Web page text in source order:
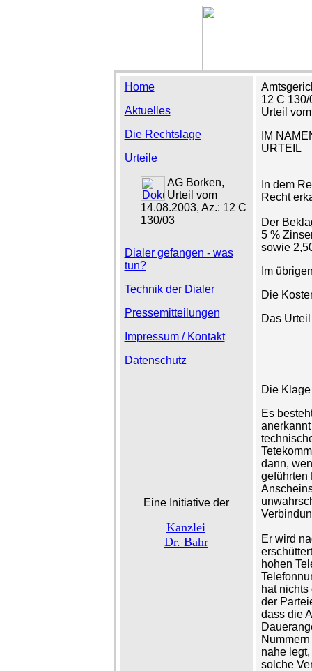
Home
Aktuelles
Die Rechtslage
Urteile
AG Borken,
Urteil vom
14.08.2003, Az.: 12 C
130/03
Dialer gefangen - was
tun?
Technik der Dialer
Pressemitteilungen
Impressum / Kontakt
Datenschutz
Eine Initiative der
Kanzlei
Dr. Bahr
12 C 130/
Urteil
IM
URTEIL
In dem
Recht
Der
5 %
sowie
Im
Die
Das
Die
Es
dann,
geführten
Er wird
hohen
hat
der
dass die
nahe
solche